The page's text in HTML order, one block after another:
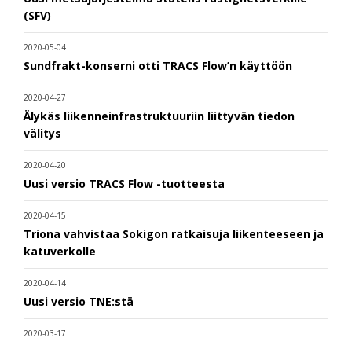
(SFV)
2020-05-04
Sundfrakt-konserni otti TRACS Flow’n käyttöön
2020-04-27
Älykäs liikenneinfrastruktuuriin liittyvän tiedon
välitys
2020-04-20
Uusi versio TRACS Flow -tuotteesta
2020-04-15
Triona vahvistaa Sokigon ratkaisuja liikenteeseen ja
katuverkolle
2020-04-14
Uusi versio TNE:stä
2020-03-17